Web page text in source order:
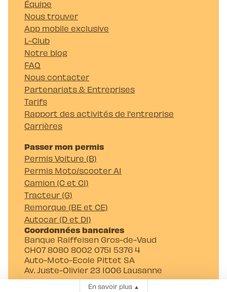
Équipe
Nous trouver
App mobile exclusive
L-Club
Notre blog
FAQ
Nous contacter
Partenariats & Entreprises
Tarifs
Rapport des activités de l'entreprise
Carrières
Passer mon permis
Permis Voiture (B)
Permis Moto/scooter A1
Camion (C et C1)
Tracteur (G)
Remorque (BE et CE)
Autocar (D et D1)
Coordonnées bancaires
Banque Raiffeisen Gros-de-Vaud
CH07 8080 8002 0751 5376 4
Auto-Moto-Ecole Pittet SA
Av. Juste-Olivier 23 1006 Lausanne
En savoir plus▲